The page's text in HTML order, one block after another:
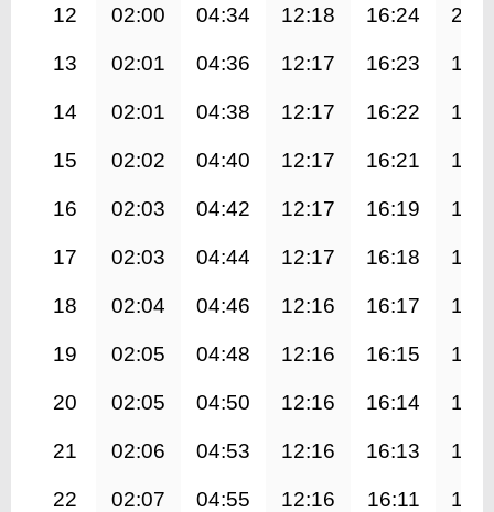
12 02:00 04:34 12:18 16:24
13 02:01 04:36 12:17 16:23
14 02:01 04:38 12:17 16:22
15 02:02 04:40 12:17 16:21
16 02:03 04:42 12:17 16:19
17 02:03 04:44 12:17 16:18
18 02:04 04:46 12:16 16:17
19 02:05 04:48 12:16 16:15
20 02:05 04:50 12:16 16:14
21 02:06 04:53 12:16 16:13
22 02:07 04:55 12:16 16:11